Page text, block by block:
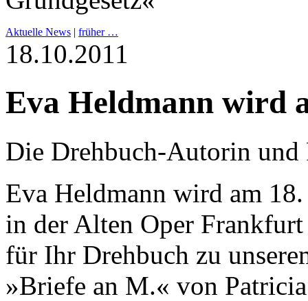
Aktuelle News | früher …
18.10.2011
Eva Heldmann wird
Die Drehbuch-Autorin und
Eva Heldmann wird am
in der Alten Oper Frankfurt
für Ihr Drehbuch zu
»Briefe an M.« von